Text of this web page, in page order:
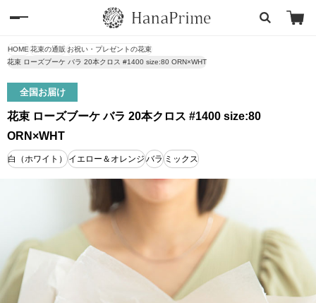
HOME 花束の通販 お祝い・プレゼントの花束
花束 ローズブーケ バラ 20本クロス #1400 size:80 ORN×WHT
全国お届け
花束 ローズブーケ バラ 20本クロス #1400 size:80
ORN×WHT
白（ホワイト）イエロー＆オレンジバラミックス